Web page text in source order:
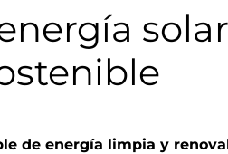
de energía limpia y